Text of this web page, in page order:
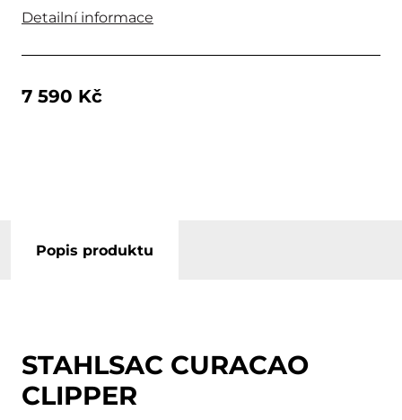
Detailní informace
7 590 Kč
Popis produktu
STAHLSAC CURACAO
CLIPPER